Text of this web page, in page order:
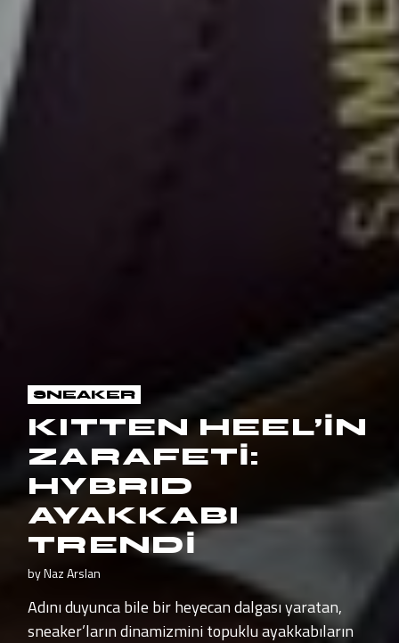
SNEAKER
KITTEN HEEL’İN
ZARAFETİ:
HYBRID
AYAKKABI
TRENDİ
byNaz Arslan
Adını duyunca bile bir heyecan dalgası yaratan,
sneaker’ların dinamizmini topuklu ayakkabıların